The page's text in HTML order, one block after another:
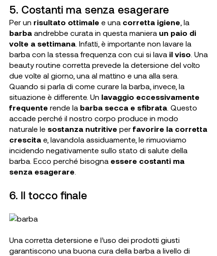
5. Costanti ma senza esagerare
Per un risultato ottimale e una corretta igiene , la
barbaandrebbe curata in questa maniera un paio di
volte a settimana. Infatti, è importante non lavare la
barba con la stessa frequenza con cui si lava il viso . Una
beauty routine corretta prevede la detersione del volto
due volte al giorno, una al mattino e una alla sera.
Quando si parla di come curare la barba, invece, la
situazione è differente. Un lavaggio eccessivamente
frequente rende la barba secca e sfibrata. Questo
accade perché il nostro corpo produce in modo
naturale le sostanza nutritive per favorire la corretta
crescitae, lavandola assiduamente, le rimuoviamo
incidendo negativamente sullo stato di salute della
barba. Ecco perché bisogna essere costanti ma
senza esagerare
6. Il tocco finale
Una corretta detersione e l’uso dei prodotti giusti
garantiscono una buona cura della barba a livello di